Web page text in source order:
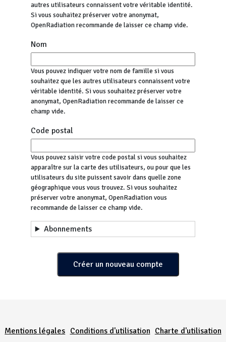
autres utilisateurs connaissent votre véritable identité.
Si vous souhaitez préserver votre anonymat,
OpenRadiation recommande de laisser ce champ vide.
Nom
Vous pouvez indiquer votre nom de famille si vous
souhaitez que les autres utilisateurs connaissent votre
véritable identité. Si vous souhaitez préserver votre
anonymat, OpenRadiation recommande de laisser ce
champ vide.
Code postal
Vous pouvez saisir votre code postal si vous souhaitez
apparaître sur la carte des utilisateurs, ou pour que les
utilisateurs du site puissent savoir dans quelle zone
géographique vous vous trouvez. Si vous souhaitez
préserver votre anonymat, OpenRadiation vous
recommande de laisser ce champ vide.
Abonnements
Mentions légales Conditions d'utilisation Charte d'utilisation